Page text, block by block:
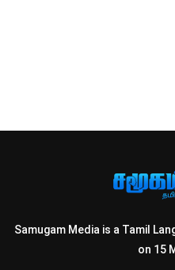
Samugam Media is a Tamil
on 15